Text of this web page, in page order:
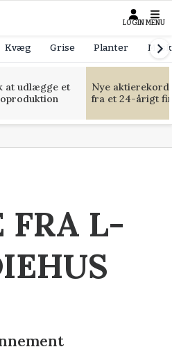
LOGIN MENU
Kvæg Grise Planter
at udlægge et
Nye
fra et 24-årigt
FRA L-